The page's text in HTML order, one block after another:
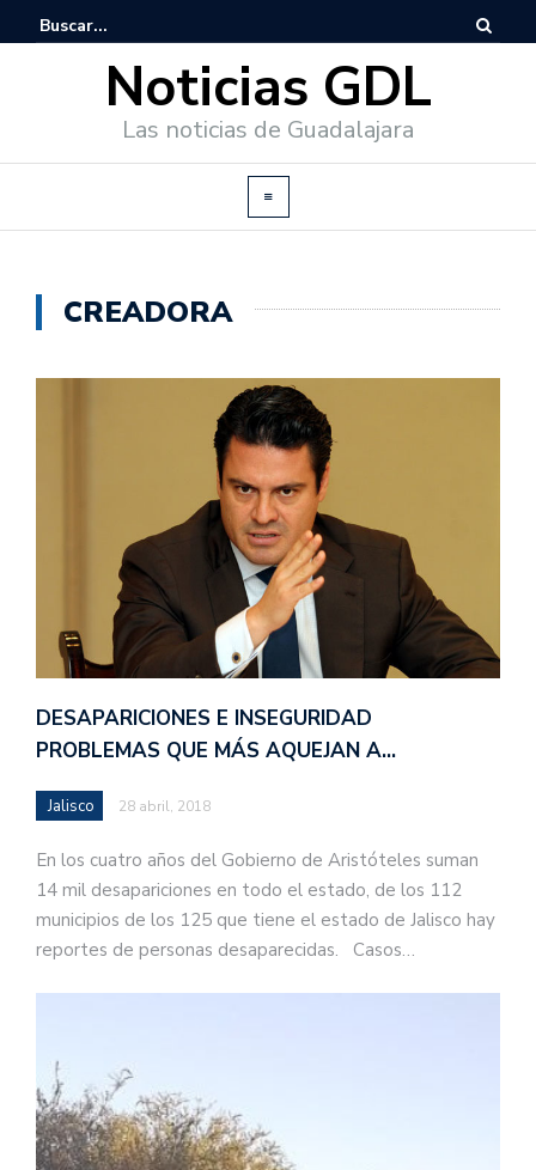
Noticias GDL
Las noticias de Guadalajara
CREADORA
DESAPARICIONES E INSEGURIDAD
PROBLEMAS QUE MÁS AQUEJAN A…
Jalisco 28 abril, 2018
En los cuatro años del Gobierno de Aristóteles suman
14 mil desapariciones en todo el estado, de los 112
municipios de los 125 que tiene el estado de Jalisco hay
reportes de personas desaparecidas. Casos…